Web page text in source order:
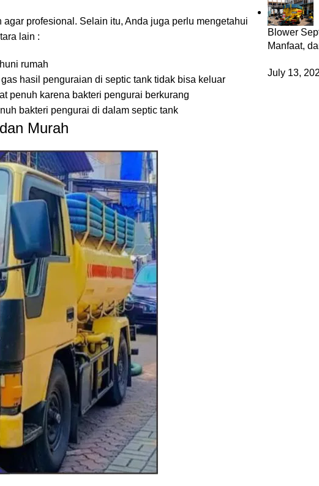
profesional. Selain itu, Anda juga perlu mengetahui
lain :
rumah
hasil penguraian di septic tank tidak bisa keluar
penuh karena bakteri pengurai berkurang
bakteri pengurai di dalam septic tank
Murah
Blower
Manfaat,
July 13,